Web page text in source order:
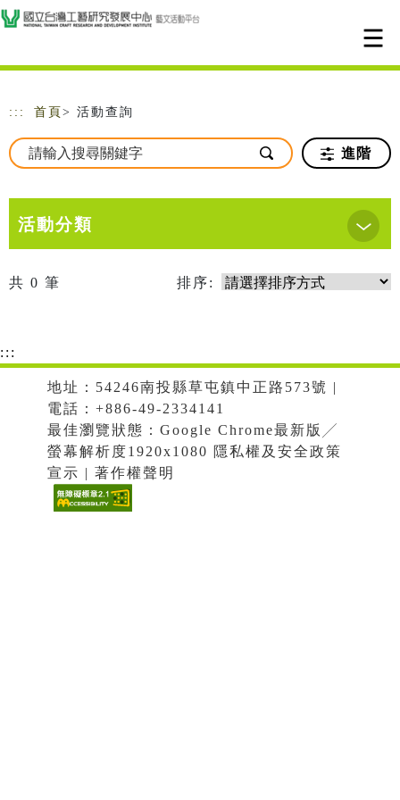
跳到主要內容
網站導覽
::: 首頁 > 活動查詢
進階
活動分類
共 0 筆 排序:
:::
地址：54246南投縣草屯鎮中正路573號 |
電話：+886-49-2334141
最佳瀏覽狀態：Google Chrome最新版╱
螢幕解析度1920x1080 隱私權及安全政策
宣示 | 著作權聲明